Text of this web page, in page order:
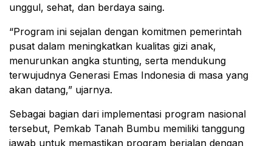
unggul, sehat, dan berdaya saing.
“Program ini sejalan dengan komitmen pemerintah
pusat dalam meningkatkan kualitas gizi anak,
menurunkan angka stunting, serta mendukung
terwujudnya Generasi Emas Indonesia di masa yang
akan datang,” ujarnya.
Sebagai bagian dari implementasi program nasional
tersebut, Pemkab Tanah Bumbu memiliki tanggung
jawab untuk memastikan program berjalan dengan